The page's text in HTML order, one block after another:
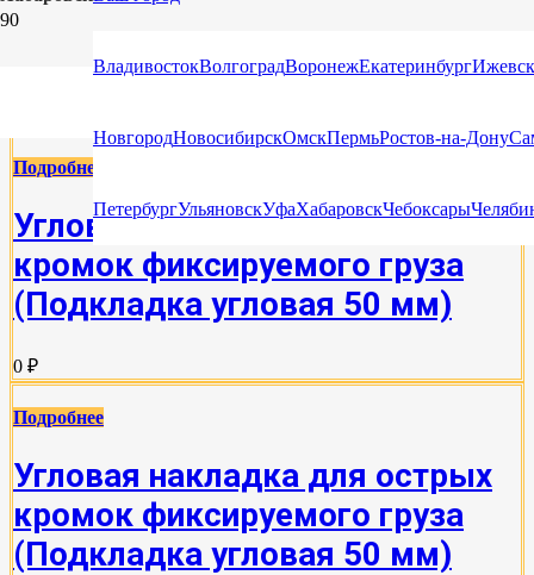
ВладивостокВолгоградВоронежЕкатеринбургИжевск
НовгородНовосибирскОмскПермьРостов-на-Дону
ПетербургУльяновскУфаХабаровскЧебоксары
УГЛОВЫЕ НАКЛАДКИ ДЛЯ ОСТРЫХ КРОМОК
Подробнее
Угловая накладка для острых
кромок фиксируемого груза
(Подкладка угловая 50 мм)
0 ₽
Подробнее
Угловая накладка для острых
кромок фиксируемого груза
(Подкладка угловая 50 мм)